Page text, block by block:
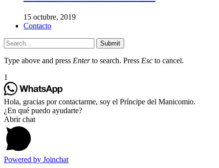
15 octubre, 2019
Contacto
Submit
Type above and press Enterto search. Press Esc to cancel.
1
Hola, gracias por contactarme, soy el Príncipe del Manicomio.
¿En qué puedo ayudarte?
Abrir chat
Powered by Joinchat